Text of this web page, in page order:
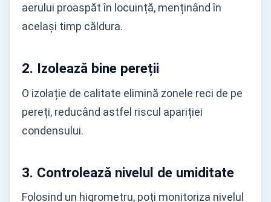
aerului proaspăt în locuință, menținând în
același timp căldura.
2. Izolează bine pereții
O izolație de calitate elimină zonele reci de pe
pereți, reducând astfel riscul apariției
condensului.
3. Controlează nivelul de umiditate
Folosind un higrometru, poți monitoriza nivelul